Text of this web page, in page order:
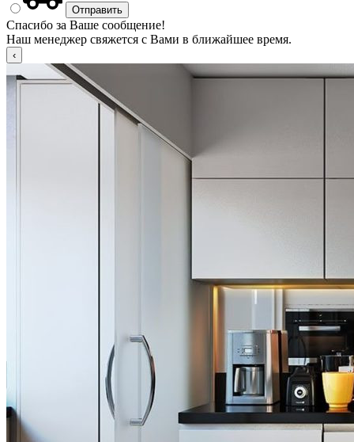
Спасибо за Ваше сообщение!
Наш менеджер свяжется с Вами в ближайшее время.